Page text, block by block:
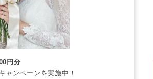
円分
ャンペーンを実施中！